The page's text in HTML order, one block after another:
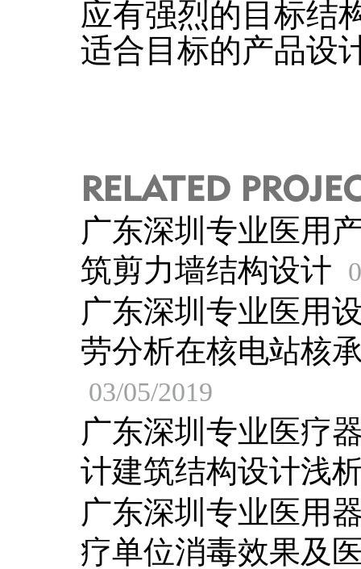
应有强烈的目标结
适合目标的产品设
RELATED
广东深圳专业医用
筑剪力墙结构设计
广东深圳专业医用
劳分析在核电站核
03/05/2019
广东深圳专业医疗
计建筑结构设计浅
广东深圳专业医用
疗单位消毒效果及